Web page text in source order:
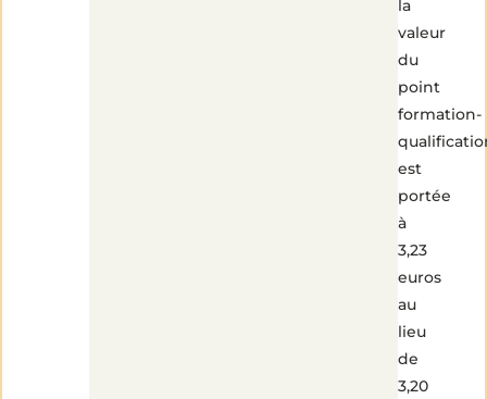
la
valeur
du
point
formation-
est
portée
à
3,23
euros
au
lieu
de
3,20